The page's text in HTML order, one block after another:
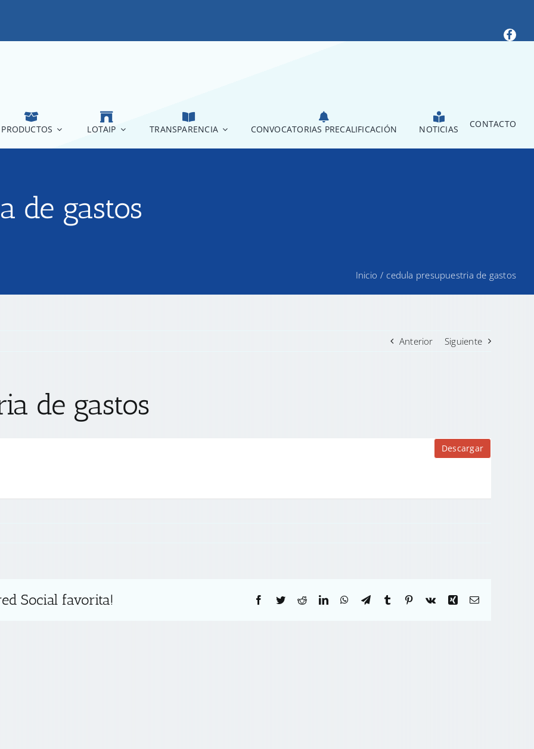
PRODUCTOS LOTAIP TRANSPARENCIA CONVOCATORIAS PRECALIFICACIÓN NOTICIAS CONTACTO
de gastos
Inicio / cedula presupuestria de gastos
Anterior Siguiente
de gastos
Descargar
Social favorita! Facebook
TwitterRedditLinkedInWhatsApp
TelegramTumblr Pinterest
Vk Xing Correo